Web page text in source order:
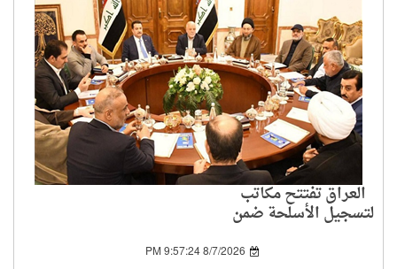
العراق تفتتح مكاتب
لتسجيل الأسلحة ضمن
الفصائل بيد الدولة8/7/2026 9:57:24 PM